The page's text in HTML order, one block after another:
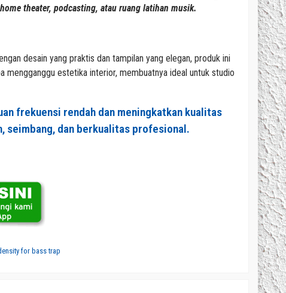
theater, podcasting, atau ruang latihan musik.
desain yang praktis dan tampilan yang elegan, produk ini
mengganggu estetika interior, membuatnya ideal untuk studio
frekuensi rendah dan meningkatkan kualitas
seimbang, dan berkualitas profesional.
for bass trap